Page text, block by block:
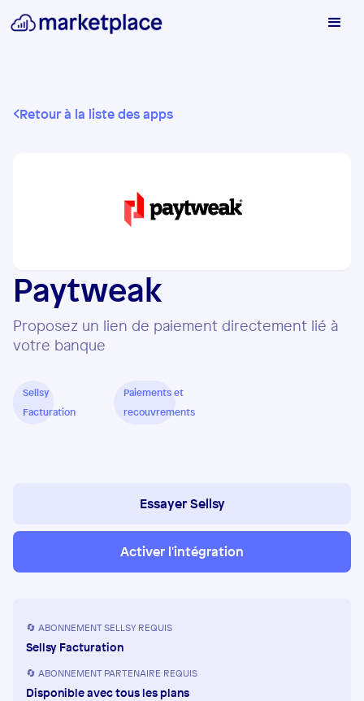
Retour à la liste des apps
Paytweak
Proposez un lien de paiement directement lié à
votre banque
Sellsy
Facturation
Paiements et
recouvrements
Essayer Sellsy
Activer l'intégration
🔄 ABONNEMENT SELLSY REQUIS
Sellsy Facturation
🔄 ABONNEMENT PARTENAIRE REQUIS
Disponible avec tous les plans